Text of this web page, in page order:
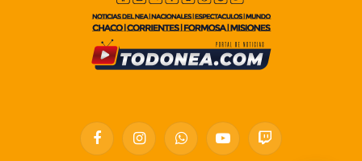
FacebookInstagramWhatsAppYouTubeTwitch